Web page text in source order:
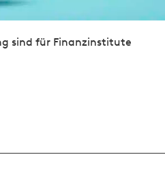
sind für Finanzinstitute